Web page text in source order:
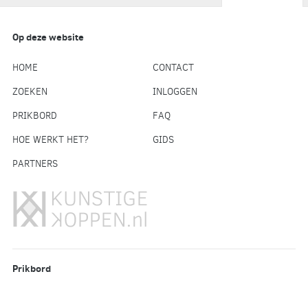
Op deze website
HOME
CONTACT
ZOEKEN
INLOGGEN
PRIKBORD
FAQ
HOE WERKT HET?
GIDS
PARTNERS
Prikbord